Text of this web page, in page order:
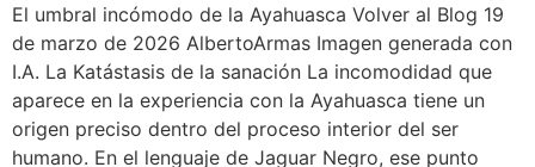
El umbral incómodo de la Ayahuasca Volver al Blog 19
de marzo de 2026 AlbertoArmas Imagen generada con
I.A. La Katástasis de la sanación La incomodidad que
aparece en la experiencia con la Ayahuasca tiene un
origen preciso dentro del proceso interior del ser
humano. En el lenguaje de Jaguar Negro, ese punto